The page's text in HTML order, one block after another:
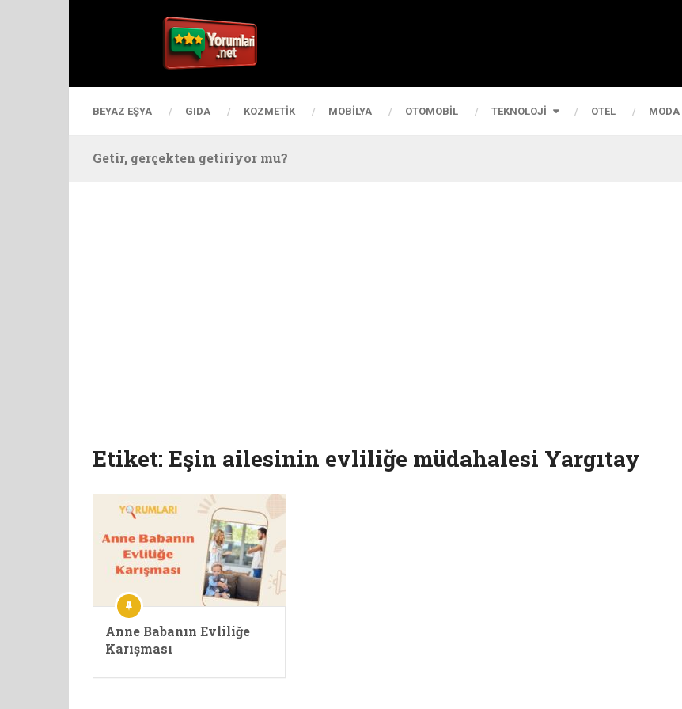
BEYAZ EŞYA GIDA KOZMETIK MOBILYA OTOMOBIL TEKNOLOJI OTEL MODA
Getir, gerçekten getiriyor mu?
Etiket: Eşin ailesinin evliliğe müdahalesi Yargıtay
Anne Babanın Evliliğe
Karışması